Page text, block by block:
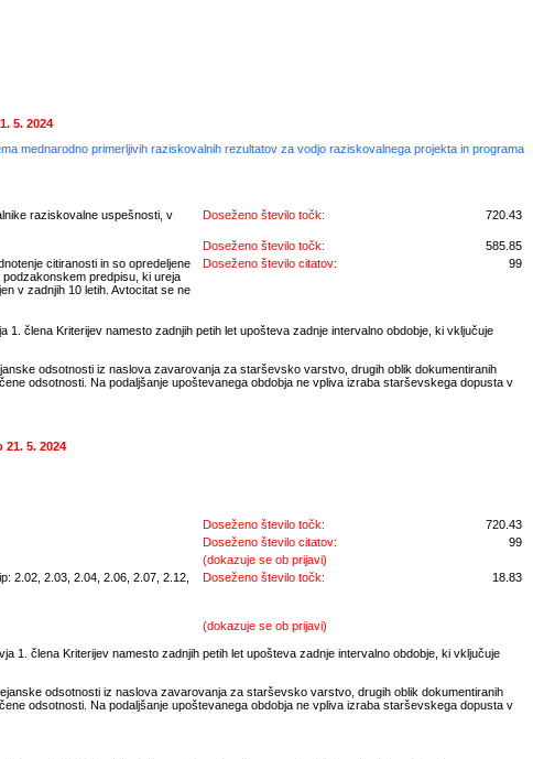
5. 2024
mednarodno primerljivih raziskovalnih rezultatov za vodjo raziskovalnega projekta in programa
raziskovalne uspešnosti, v
Doseženo število točk: 720.43
Doseženo število točk:
585.85
citiranosti in so opredeljene
predpisu, ki ureja
v zadnjih 10 letih. Avtocitat se ne
Doseženo število citatov: 99
člena Kriterijev namesto zadnjih petih let upošteva zadnje intervalno obdobje, ki vključuje
odsotnosti iz naslova zavarovanja za starševsko varstvo, drugih oblik dokumentiranih
odsotnosti. Na podaljšanje upoštevanega obdobja ne vpliva izraba starševskega dopusta v
21. 5. 2024
Doseženo število točk:
720.43
Doseženo število citatov:
99
(dokazuje se ob prijavi)
2.02, 2.03, 2.04, 2.06, 2.07, 2.12,
Doseženo število točk: 18.83
(dokazuje se ob prijavi)
1. člena Kriterijev namesto zadnjih petih let upošteva zadnje intervalno obdobje, ki vključuje
odsotnosti iz naslova zavarovanja za starševsko varstvo, drugih oblik dokumentiranih
odsotnosti. Na podaljšanje upoštevanega obdobja ne vpliva izraba starševskega dopusta v